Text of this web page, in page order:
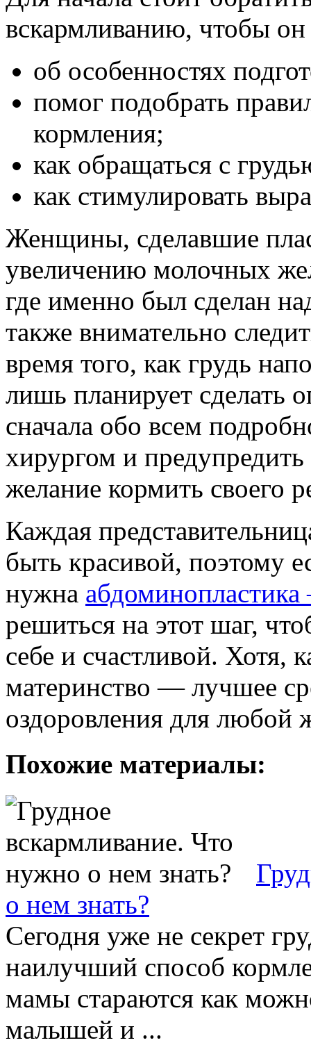
вскармливанию, чтобы он
об особенностях
помог подобрать
кормления;
как обращаться с
как стимулировать
Женщины, сделавшие
увеличению молочных
где именно был сделан
также внимательно
время того, как грудь
лишь планирует сделать
сначала обо всем
хирургом и
желание кормить своего
Каждая
быть красивой, поэтому
нужна
решиться на этот шаг,
себе и счастливой. Хотя,
материнство — лучшее
оздоровления для
Похожие материалы:
о нем знать?
Сегодня уже не секрет
наилучший способ
мамы стараются как
малышей и ...